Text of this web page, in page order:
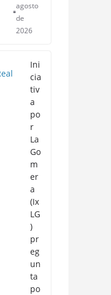
agosto
de
2026
Ini
cia
tiv
a
po
r
La
Go
m
er
a
(Ix
LG
)
pr
eg
un
ta
po